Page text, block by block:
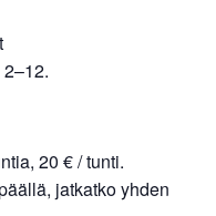
20 € / tunti.
jatkatko yhden